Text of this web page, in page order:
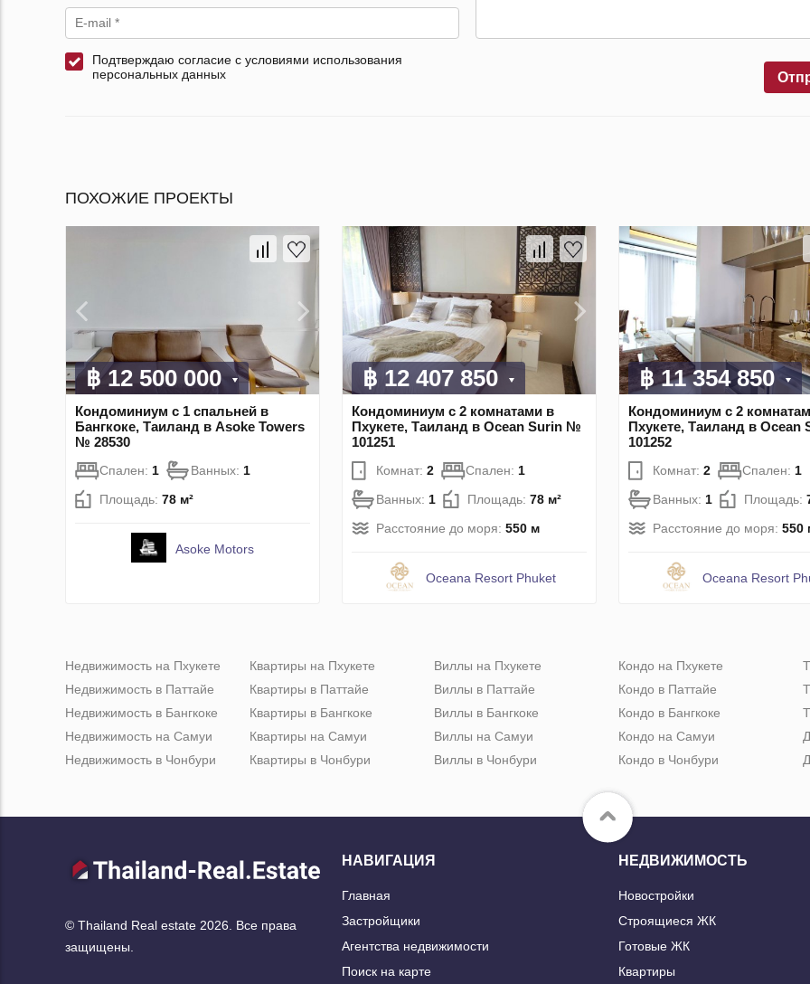
Подтверждаю согласие с условиями использования
персональных данных
ПОХОЖИЕ ПРОЕКТЫ
฿ 12 500 000
Кондоминиум с 1 спальней в
Бангкоке, Таиланд в Asoke Towers
№ 28530
Спален: 1 Ванных: 1
Площадь: 78 м²
Asoke Motors
฿ 12 407 850
Кондоминиум с 2 комнатами в
Пхукете, Таиланд в Ocean Surin №
101251
Комнат: 2 Спален: 1
Ванных: 1 Площадь: 78 м²
Расстояние до моря: 550 м
Oceana Resort Phuket
฿ 11 354 850
Кондоминиум с 2
Пхукете, Таиланд в
101252
Комнат: 2 Спален: 1
Ванных: 1 Площадь:
Расстояние до моря: 550
Oceana Resort
Недвижимость на Пхукете
Недвижимость в Паттайе
Недвижимость в Бангкоке
Недвижимость на Самуи
Недвижимость в Чонбури
Квартиры на Пхукете
Квартиры в Паттайе
Квартиры в Бангкоке
Квартиры на Самуи
Квартиры в Чонбури
Виллы на Пхукете
Виллы в Паттайе
Виллы в Бангкоке
Виллы на Самуи
Виллы в Чонбури
Кондо на Пхукете
Кондо в Паттайе
Кондо в Бангкоке
Кондо на Самуи
Кондо в Чонбури
© Thailand Real estate 2026. Все права
защищены.
НАВИГАЦИЯ
Главная
Застройщики
Агентства недвижимости
Поиск на карте
НЕДВИЖИМОСТЬ
Новостройки
Строящиеся ЖК
Готовые ЖК
Квартиры